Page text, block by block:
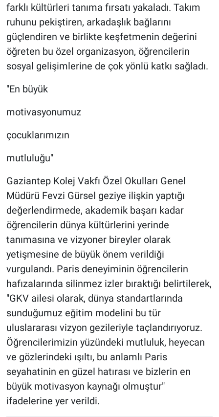
farklı kültürleri tanıma fırsatı yakaladı. Takım
ruhunu pekiştiren, arkadaşlık bağlarını
güçlendiren ve birlikte keşfetmenin değerini
öğreten bu özel organizasyon, öğrencilerin
sosyal gelişimlerine de çok yönlü katkı sağladı.
"En büyük
motivasyonumuz
çocuklarımızın
mutluluğu"
Gaziantep Kolej Vakfı Özel Okulları Genel
Müdürü Fevzi Gürsel geziye ilişkin yaptığı
değerlendirmede, akademik başarı kadar
öğrencilerin dünya kültürlerini yerinde
tanımasına ve vizyoner bireyler olarak
yetişmesine de büyük önem verildiği
vurgulandı. Paris deneyiminin öğrencilerin
hafızalarında silinmez izler bıraktığı belirtilerek,
"GKV ailesi olarak, dünya standartlarında
sunduğumuz eğitim modelini bu tür
uluslararası vizyon gezileriyle taçlandırıyoruz.
Öğrencilerimizin yüzündeki mutluluk, heyecan
ve gözlerindeki ışıltı, bu anlamlı Paris
seyahatinin en güzel hatırası ve bizlerin en
büyük motivasyon kaynağı olmuştur"
ifadelerine yer verildi.